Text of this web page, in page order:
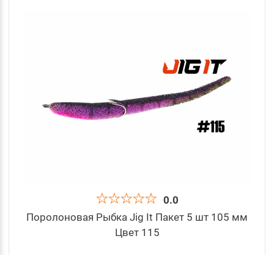
0.0
Поролоновая Рыбка Jig It Пакет 5 шт 105 мм
Цвет 115